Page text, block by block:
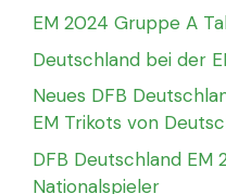
EM 2024 Gruppe A
Deutschland bei der
Neues DFB
EM Trikots von
DFB Deutschland EM
Nationalspieler